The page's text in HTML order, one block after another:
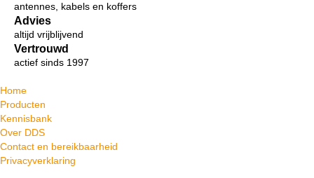
antennes, kabels en koffers
Advies
altijd vrijblijvend
Vertrouwd
actief sinds 1997
Home
Producten
Kennisbank
Over DDS
Contact en bereikbaarheid
Privacyverklaring